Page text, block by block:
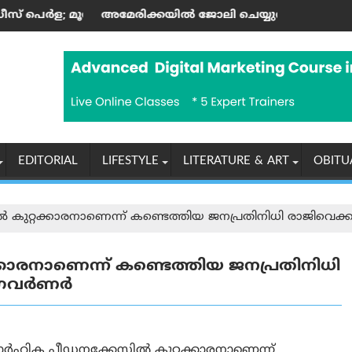
കലാസപര്യയ്ക്ക് ഗൾഫ് മണ്ണിലും അംഗീകാരം
ജോലി ചെയ്യുന്ന ഇന്ത്യക്കാർക്ക് എച്ച്-1ബി വിസ
ആരോഗ്യ,
EDITORIAL LIFESTYLE LITERATURE & ART
കുറ്റക്കാരനാണെന്ന് കണ്ടെത്തിയ ജനപ്രതിനിധി
കണ്ടെത്തിയ ജനപ്രതിനിധി